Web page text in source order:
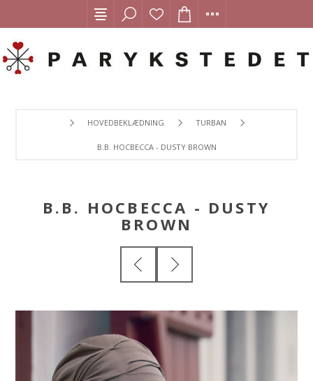
HOVEDBEKLÆDNING TURBAN
B.B. HOCBECCA - DUSTY BROWN
B.B. HOCBECCA - DUSTY
BROWN